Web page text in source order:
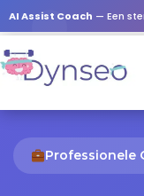
AI Assist Coach — Een
Professionele